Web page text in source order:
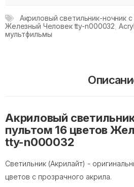
Акриловый светильник-ночник
Железный Человек tty-n000032
мультфильмы
Акриловый
пультом 16 цветов
tty-n000032
Светильник (Акрилайт) -
цветов с прозрачного акрила.